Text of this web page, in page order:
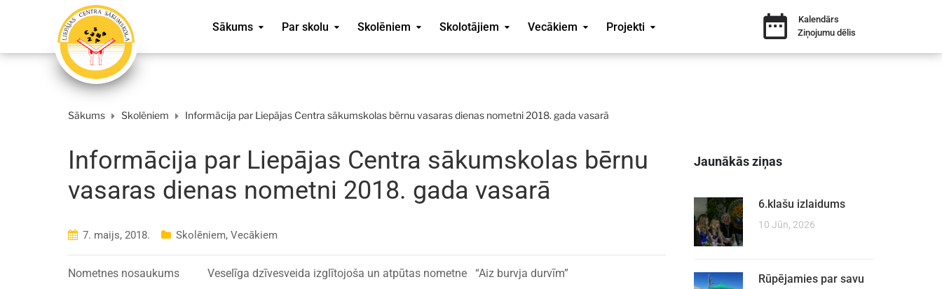
Sākums Par skolu Skolēniem Skolotājiem Vecākiem Projekti
Kalendārs
Ziņojumu dēlis
Sākums Skolēniem Informācija par Liepājas Centra sākumskolas bērnu vasaras dienas nometni 2018. gada vasarā
Informācija par Liepājas Centra sākumskolas bērnu
vasaras dienas nometni 2018. gada vasarā
7. maijs, 2018. Skolēniem, Vecākiem
Nometnes nosaukums Veselīga dzīvesveida izglītojoša un atpūtas nometne “Aiz burvja durvīm”
Jaunākās ziņas
6.klašu izlaidums
10 Jūn, 2026
Rūpējamies par savu